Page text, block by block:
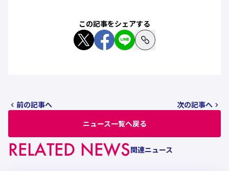
この記事をシェアする
前の記事へ
ニュース一覧へ戻る
次の記事へ
RELATED NEWS関連ニュース